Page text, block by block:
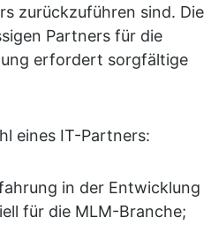
zurückzuführen sind. Die
Partners für die
erfordert sorgfältige
eines IT-Partners:
in der Entwicklung
für die MLM-Branche;